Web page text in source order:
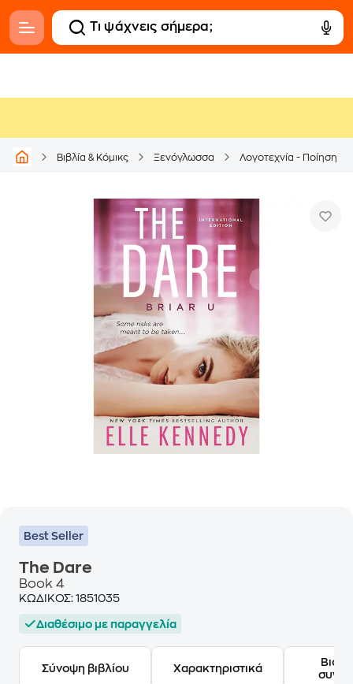
Βιβλία & Κόμικς Ξενόγλωσσα Λογοτεχνία - Ποίηση
Best Seller
The Dare
Book 4
ΚΩΔΙΚΟΣ: 1851035
Διαθέσιμο με παραγγελία
Σύνοψη βιβλίου Χαρακτηριστικά